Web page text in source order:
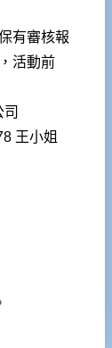
有審核報
活動前
王小姐